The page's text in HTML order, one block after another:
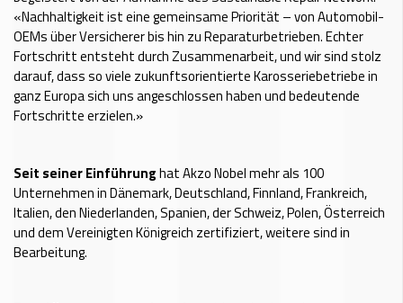
«Nachhaltigkeit ist eine gemeinsame Priorität – von Automobil-
OEMs über Versicherer bis hin zu Reparaturbetrieben. Echter
Fortschritt entsteht durch Zusammenarbeit, und wir sind stolz
darauf, dass so viele zukunftsorientierte Karosseriebetriebe in
ganz Europa sich uns angeschlossen haben und bedeutende
Fortschritte erzielen.»
Seit seiner Einführunghat Akzo Nobel mehr als 100
Unternehmen in Dänemark, Deutschland, Finnland, Frankreich,
Italien, den Niederlanden, Spanien, der Schweiz, Polen, Österreich
und dem Vereinigten Königreich zertifiziert, weitere sind in
Bearbeitung.